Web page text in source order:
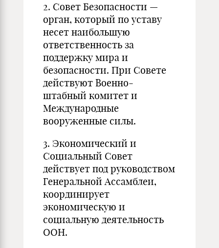
2. Совет Безопасности —
орган, который по уставу
несет наибольшую
ответственность за
поддержку мира и
безопасности. При Совете
действуют Военно-
штабный комитет и
Международные
вооруженные силы.
3. Экономический и
Социальный Совет
действует под руководством
Генеральной Ассамблеи,
координирует
экономическую и
социальную деятельность
ООН.